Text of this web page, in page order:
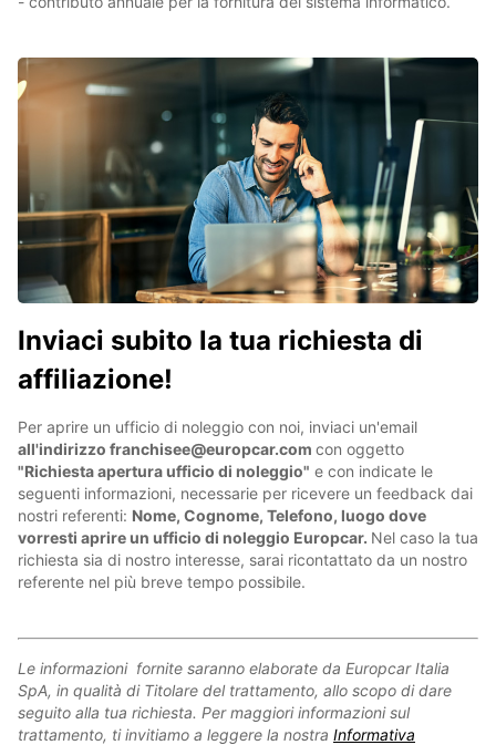
Inviaci subito la tua richiesta di
affiliazione!
Per aprire un ufficio di noleggio con noi, inviaci un'email
all'indirizzo franchisee@europcar.com con oggetto
"Richiesta apertura ufficio di noleggio" e con indicate le
seguenti informazioni, necessarie per ricevere un feedback dai
nostri referenti: Nome, Cognome, Telefono, luogo dove
vorresti aprire un ufficio di noleggio Europcar. Nel caso la tua
richiesta sia di nostro interesse, sarai ricontattato da un nostro
referente nel più breve tempo possibile.
Le informazioni fornite saranno elaborate da Europcar Italia
SpA, in qualità di Titolare del trattamento, allo scopo di dare
seguito alla tua richiesta. Per maggiori informazioni sul
trattamento, ti invitiamo a leggere la nostra Informativa